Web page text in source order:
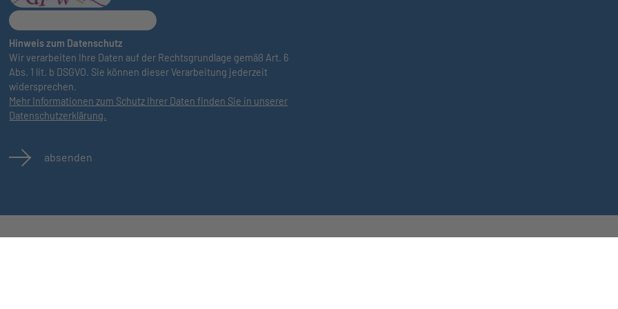
Hinweis zum Datenschutz
Wir verarbeiten Ihre Daten auf der Rechtsgrundlage gemäß Art. 6
Abs. 1 lit. b DSGVO. Sie können dieser Verarbeitung jederzeit
widersprechen.
Mehr Informationen zum Schutz Ihrer Daten finden Sie in unserer
Datenschutzerklärung.
absenden